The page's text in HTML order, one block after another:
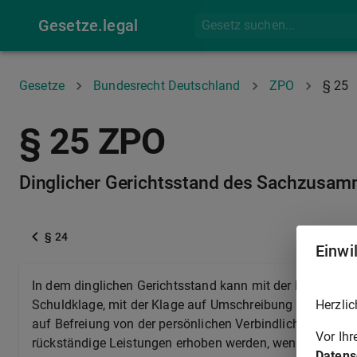
Gesetze.legal
Gesetze Bundesrecht Deutschland ZPO § 25
§ 25 ZPO
Dinglicher Gerichtsstand des
§ 24
In dem dinglichen Gerichtsstand kann mit der Klage aus
Schuldklage, mit der Klage auf Umschreibung oder
auf Befreiung von der persönlichen Verbindlichkeit, mit
rückständige Leistungen erhoben werden, wenn dieVor